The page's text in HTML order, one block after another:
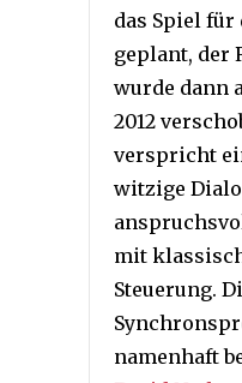
das Spiel für
geplant, der
wurde dann
2012
verspricht
witzige
mit
Steuerung.
namenhaft